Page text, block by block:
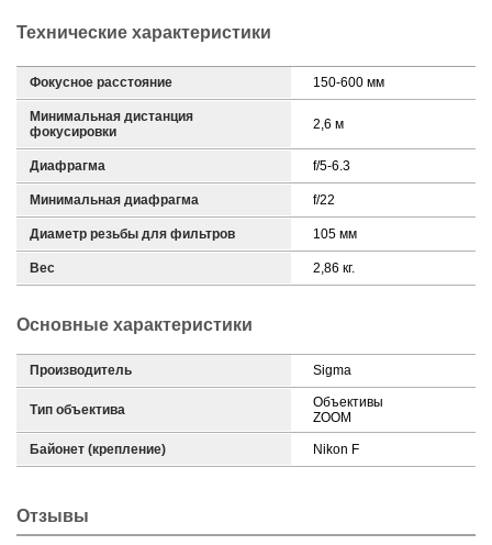
Технические характеристики
Фокусное расстояние 150-600 мм
Минимальная дистанция
фокусировки
2,6 м
Диафрагма f/5-6.3
Минимальная диафрагма f/22
Диаметр резьбы для фильтров 105 мм
Вес 2,86 кг.
Основные характеристики
Производитель Sigma
Тип объектива
Объективы
ZOOM
Байонет (крепление) Nikon F
Отзывы